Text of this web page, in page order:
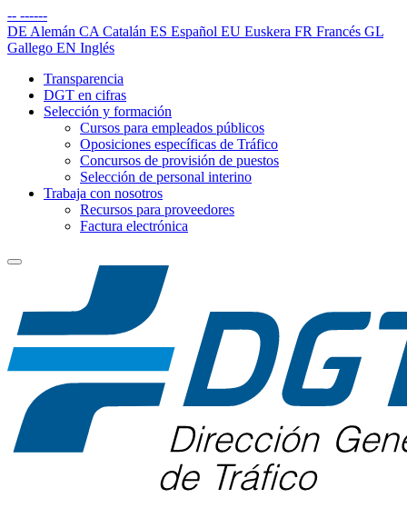
-- ------
DE Alemán CA Catalán ES Español EU Euskera FR Francés GL
Gallego EN Inglés
Transparencia
DGT en cifras
Selección y formación
Cursos para empleados públicos
Oposiciones específicas de Tráfico
Concursos de provisión de puestos
Selección de personal interino
Trabaja con nosotros
Recursos para proveedores
Factura electrónica